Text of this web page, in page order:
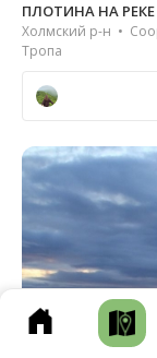
ПЛОТИНА НА РЕКЕ
Холмский р-н •
Тропа